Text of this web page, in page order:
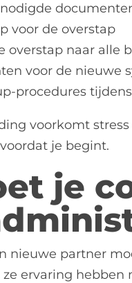
voor de overstap
overstap naar alle
voor de nieuwe
procedures
voorkomt
je begint.
je
nieuwe partner
ervaring